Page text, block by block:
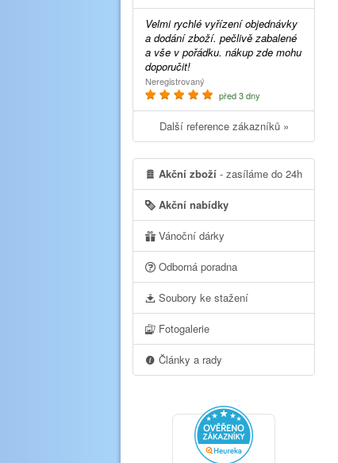
Velmi rychlé vyřízení objednávky
a dodání zboží. pečlivě zabalené
a vše v pořádku. nákup zde mohu
doporučit!
Neregistrovaný
před 3 dny
Další reference zákazníků »
Akční zboží - zasíláme do 24h
Akční nabídky
Vánoční dárky
Odborná poradna
Soubory ke stažení
Fotogalerie
Články a rady